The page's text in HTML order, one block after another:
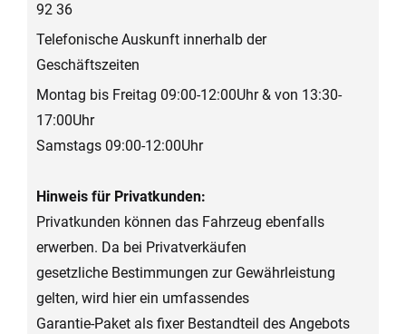
92 36
Telefonische Auskunft innerhalb der
Geschäftszeiten
Montag bis Freitag 09:00-12:00Uhr & von 13:30-
17:00Uhr
Samstags 09:00-12:00Uhr
Hinweis für Privatkunden:
Privatkunden können das Fahrzeug ebenfalls
erwerben. Da bei Privatverkäufen
gesetzliche Bestimmungen zur Gewährleistung
gelten, wird hier ein umfassendes
Garantie-Paket als fixer Bestandteil des Angebots